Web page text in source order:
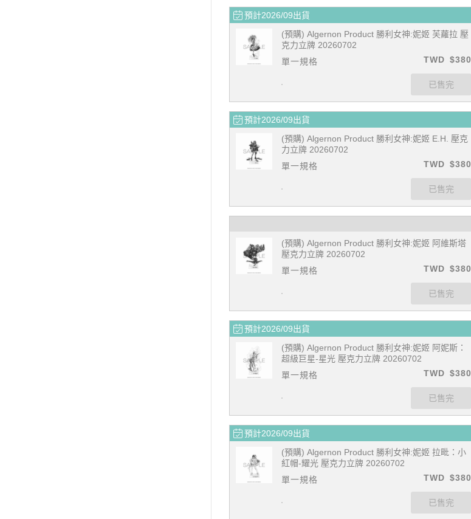
預計2026/09出貨
(預購) Algernon Product 勝利女神:妮姬 芙蘿拉 壓
克力立牌 20260702
單一規格
TWD $380
預計2026/09出貨
(預購) Algernon Product 勝利女神:妮姬 E.H. 壓克
力立牌 20260702
單一規格
TWD $380
(預購) Algernon Product 勝利女神:妮姬 阿維斯塔
壓克力立牌 20260702
單一規格
TWD $380
預計2026/09出貨
(預購) Algernon Product 勝利女神:妮姬 阿妮斯：
超級巨星-星光 壓克力立牌 20260702
單一規格
TWD $380
預計2026/09出貨
(預購) Algernon Product 勝利女神:妮姬 拉毗：小
紅帽-耀光 壓克力立牌 20260702
單一規格
TWD $380